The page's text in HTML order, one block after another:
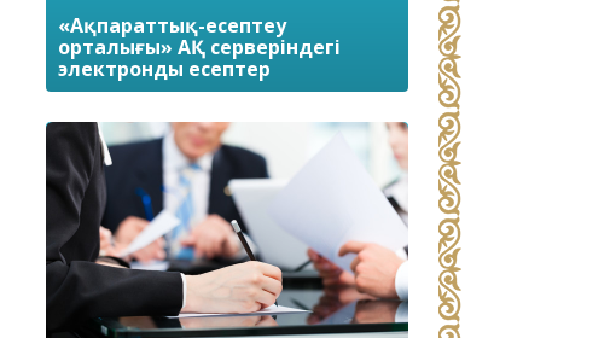
«Ақпараттық-есептеу
орталығы» АҚ серверіндегі
электронды есептер